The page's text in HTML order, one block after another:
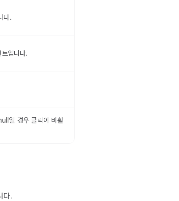
다.
입니다.
일 경우 클릭이 비활
다.